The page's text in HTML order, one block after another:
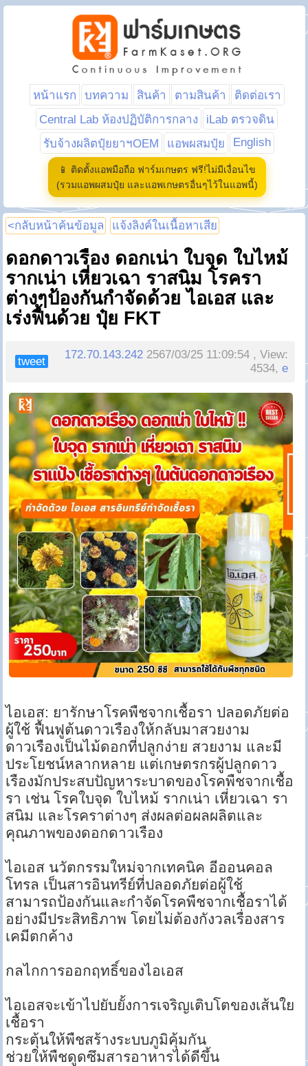
หน้าแรก บทความ สินค้า ตามสินค้า
ติดต่อเรา
Central Lab ห้องปฏิบัติการกลาง
iLab ตรวจดิน
รับจ้างผลิตปุ๋ยยาฯOEM
แอพผสมปุ๋ย English
📱 ติดตั้งแอพมือถือ ฟาร์มเกษตร ฟรี!ไม่มีเงื่อนไข
(รวมแอพผสมปุ๋ย และแอพเกษตรอื่นๆไว้ในแอพนี้)
<กลับหน้าค้นข้อมูล แจ้งลิงค์ในเนื้อหาเสีย
ดอกดาวเรือง ดอกเน่า ใบจุด ใบไหม้
รากเน่า เหี่ยวเฉา ราสนิม โรครา
ต่างๆป้องกันกำจัดด้วย ไอเอส และ
เร่งฟื้นด้วย ปุ๋ย FKT
tweet
172.70.143.242 2567/03/25 11:09:54 , View:
4534,e
ไอเอส: ยารักษาโรคพืชจากเชื้อรา ปลอดภัยต่อ
ผู้ใช้ ฟื้นฟูต้นดาวเรืองให้กลับมาสวยงาม
ดาวเรืองเป็นไม้ดอกที่ปลูกง่าย สวยงาม และมี
ประโยชน์หลากหลาย แต่เกษตรกรผู้ปลูกดาว
เรืองมักประสบปัญหาระบาดของโรคพืชจากเชื้อ
รา เช่น โรคใบจุด ใบไหม้ รากเน่า เหี่ยวเฉา รา
สนิม และโรคราต่างๆ ส่งผลต่อผลผลิตและ
คุณภาพของดอกดาวเรือง
ไอเอส นวัตกรรมใหม่จากเทคนิค อีออนคอล
โทรล เป็นสารอินทรีย์ที่ปลอดภัยต่อผู้ใช้
สามารถป้องกันและกำจัดโรคพืชจากเชื้อราได้
อย่างมีประสิทธิภาพ โดยไม่ต้องกังวลเรื่องสาร
เคมีตกค้าง
กลไกการออกฤทธิ์ของไอเอส
ไอเอสจะเข้าไปยับยั้งการเจริญเติบโตของเส้นใย
เชื้อรา
กระตุ้นให้พืชสร้างระบบภูมิคุ้มกัน
ช่วยให้พืชดูดซึมสารอาหารได้ดีขึ้น